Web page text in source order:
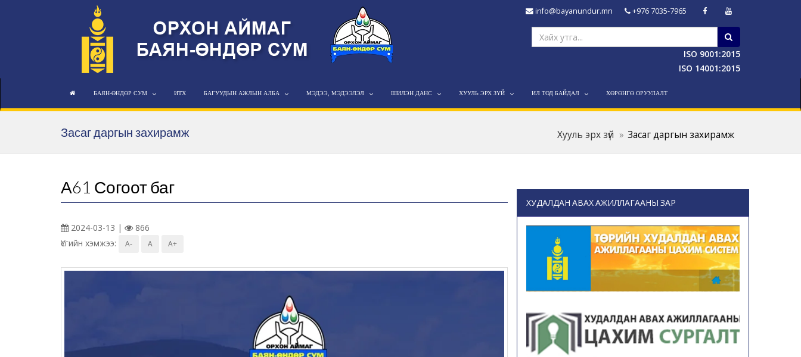
info@bayanundur.mn +976 7035-7965
ISO 9001:2015
ISO 14001:2015
БАЯН-ӨНДӨР СУМ ИТХ БАГУУДЫН АЖЛЫН АЛБА МЭДЭЭ, МЭДЭЭЛЭЛ ШИЛЭН ДАНС ХУУЛЬ ЭРХ ЗҮЙ ИЛ ТОД БАЙДАЛ ХӨРӨНГӨ ОРУУЛАЛТ
Засаг даргын захирамж Хууль эрх зүй Засаг даргын захирамж
А61 Согоот баг
2024-03-13 |
866
Үсгийн хэмжээ:
A- A A+
ХУДАЛДАН АВАХ АЖИЛЛАГААНЫ ЗАР